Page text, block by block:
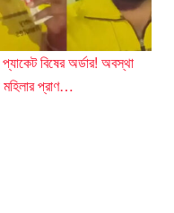
বিষের অর্ডার! অবস্থা
প্রাণ…